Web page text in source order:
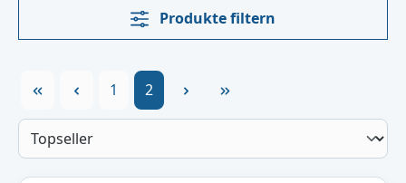
Produkte filtern
Seite
1 Seite
2